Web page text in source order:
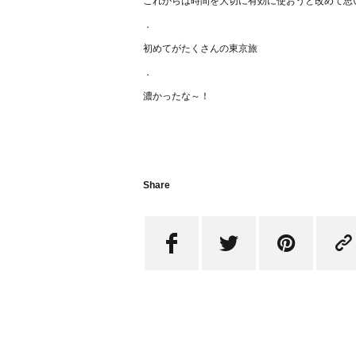
．
初めてがたくさんの東京旅
．
濃かったな～！
Share
   